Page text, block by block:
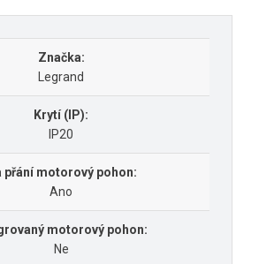
Značka:
Legrand
Krytí (IP):
IP20
přání motorový pohon:
Ano
motorový pohon:
Ne